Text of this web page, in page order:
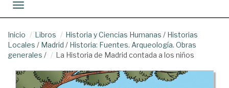
Toggle navigation
Inicio Libros Historia y Ciencias Humanas / Historias
Locales / Madrid / Historia: Fuentes. Arqueología. Obras
generales / La Historia de Madrid contada a los niños